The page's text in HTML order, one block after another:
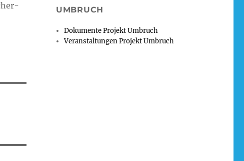
UMBRUCH
Dokumente Projekt Umbruch
Veranstaltungen Projekt Umbruch